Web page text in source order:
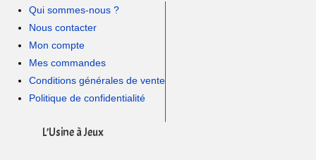
Qui sommes-nous ?
Nous contacter
Mon compte
Mes commandes
Conditions générales de vente
Politique de confidentialité
L’Usine à Jeux